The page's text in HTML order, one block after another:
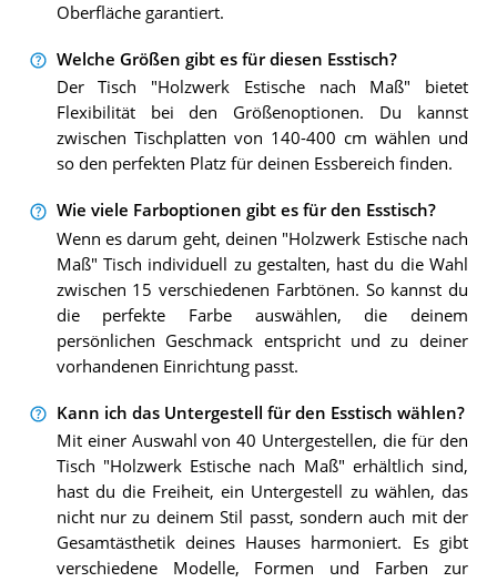
Oberfläche garantiert.
Welche Größen gibt es für diesen Esstisch?
Der Tisch "Holzwerk Estische nach Maß" bietet
Flexibilität bei den Größenoptionen. Du kannst
zwischen Tischplatten von 140-400 cm wählen und
so den perfekten Platz für deinen Essbereich finden.
Wie viele Farboptionen gibt es für den Esstisch?
Wenn es darum geht, deinen "Holzwerk Estische nach
Maß" Tisch individuell zu gestalten, hast du die Wahl
zwischen 15 verschiedenen Farbtönen. So kannst du
die perfekte Farbe auswählen, die deinem
persönlichen Geschmack entspricht und zu deiner
vorhandenen Einrichtung passt.
Kann ich das Untergestell für den Esstisch wählen?
Mit einer Auswahl von 40 Untergestellen, die für den
Tisch "Holzwerk Estische nach Maß" erhältlich sind,
hast du die Freiheit, ein Untergestell zu wählen, das
nicht nur zu deinem Stil passt, sondern auch mit der
Gesamtästhetik deines Hauses harmoniert. Es gibt
verschiedene Modelle, Formen und Farben zur